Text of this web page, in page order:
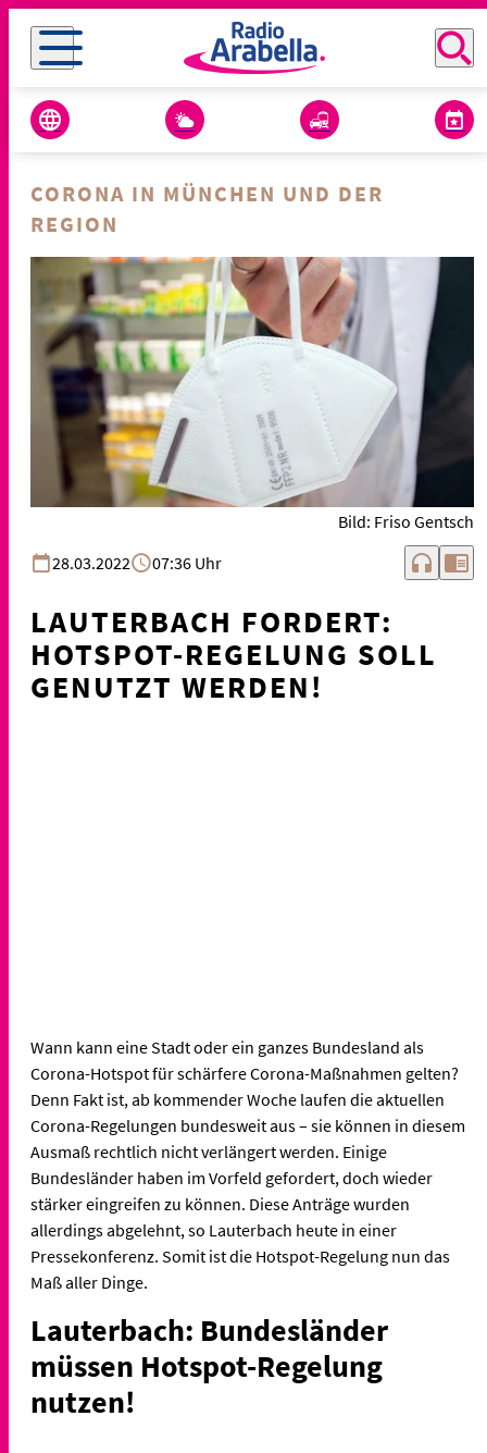
CORONA IN MÜNCHEN UND DER
REGION
Bild: Friso Gentsch
28.03.2022
07:36 Uhr headphones chrome_reader_mode
LAUTERBACH FORDERT:
HOTSPOT-REGELUNG SOLL
GENUTZT WERDEN!
Wann kann eine Stadt oder ein ganzes Bundesland als
Corona-Hotspot für schärfere Corona-Maßnahmen gelten?
Denn Fakt ist, ab kommender Woche laufen die aktuellen
Corona-Regelungen bundesweit aus – sie können in diesem
Ausmaß rechtlich nicht verlängert werden. Einige
Bundesländer haben im Vorfeld gefordert, doch wieder
stärker eingreifen zu können. Diese Anträge wurden
allerdings abgelehnt, so Lauterbach heute in einer
Pressekonferenz. Somit ist die Hotspot-Regelung nun das
Maß aller Dinge.
Lauterbach: Bundesländer
müssen Hotspot-Regelung
nutzen!